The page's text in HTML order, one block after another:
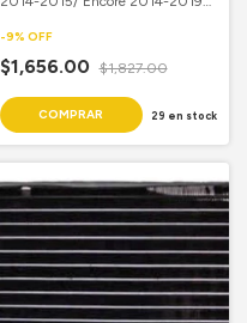
Aluminioinio Soldado
-9% OFF
$1,656.00 $1,827.00
29 en stock